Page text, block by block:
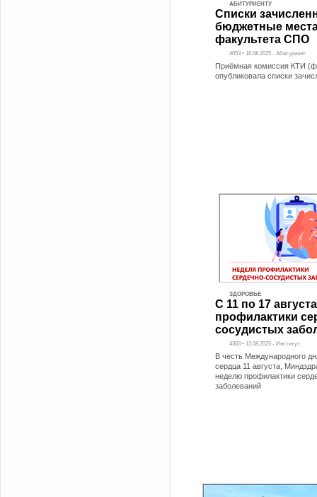
АБИТУРИЕНТУ
Списки
бюджетные
факультета СПО
4053 • 16.08.2025 - Абитуриент
Приёмная комиссия КТИ
опубликовала списки
ЗДОРОВЬЕ
С 11 по 17
профилактики
сосудистых
4303 • 13.08.2025 - Институт
В честь Международного
сердца 11 августа,
неделю профилактики
заболеваний